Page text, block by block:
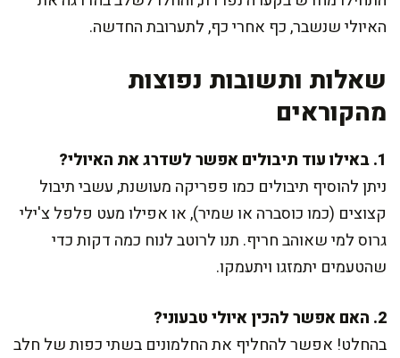
האיולי שנשבר, כף אחרי כף, לתערובת החדשה.
שאלות ותשובות נפוצות
מהקוראים
1. באילו עוד תיבולים אפשר לשדרג את האיולי?
ניתן להוסיף תיבולים כמו פפריקה מעושנת, עשבי תיבול
קצוצים (כמו כוסברה או שמיר), או אפילו מעט פלפל צ'ילי
גרוס למי שאוהב חריף. תנו לרוטב לנוח כמה דקות כדי
שהטעמים יתמזגו ויתעמקו.
2. האם אפשר להכין איולי טבעוני?
בהחלט! אפשר להחליף את החלמונים בשתי כפות של חלב